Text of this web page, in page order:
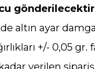
altın ayar
+/- 0,05 gr.
verilen